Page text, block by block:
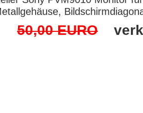
50,00 EURO